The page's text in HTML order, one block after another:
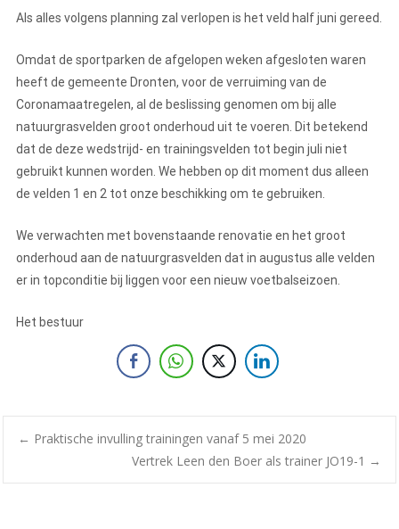
Als alles volgens planning zal verlopen is het veld half juni gereed.
Omdat de sportparken de afgelopen weken afgesloten waren
heeft de gemeente Dronten, voor de verruiming van de
Coronamaatregelen, al de beslissing genomen om bij alle
natuurgrasvelden groot onderhoud uit te voeren. Dit betekend
dat de deze wedstrijd- en trainingsvelden tot begin juli niet
gebruikt kunnen worden. We hebben op dit moment dus alleen
de velden 1 en 2 tot onze beschikking om te gebruiken.
We verwachten met bovenstaande renovatie en het groot
onderhoud aan de natuurgrasvelden dat in augustus alle velden
er in topconditie bij liggen voor een nieuw voetbalseizoen.
Het bestuur
← Praktische invulling trainingen vanaf 5 mei 2020
Vertrek Leen den Boer als trainer JO19-1 →